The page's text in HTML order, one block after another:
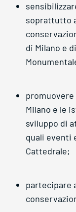
soprattutto
di Milano e
promuovere
Milano e le
sviluppo di
quali eventi
Cattedrale;
partecipare